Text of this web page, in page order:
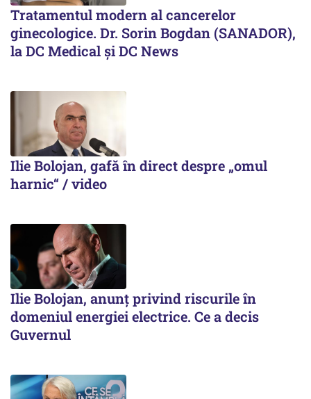
Tratamentul modern al cancerelor
ginecologice. Dr. Sorin Bogdan (SANADOR),
la DC Medical și DC News
Ilie Bolojan, gafă în direct despre „omul
harnic“ / video
Ilie Bolojan, anunț privind riscurile în
domeniul energiei electrice. Ce a decis
Guvernul